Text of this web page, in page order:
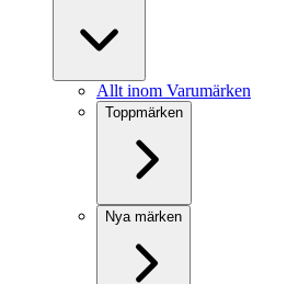
Allt inom Varumärken
Toppmärken
Nya märken